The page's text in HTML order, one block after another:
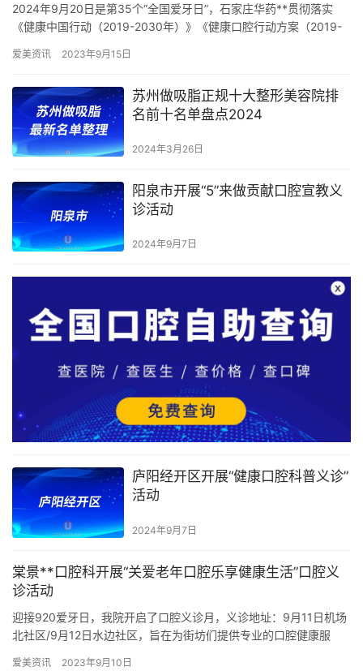
2024年9月20日是第35个“全国爱牙日”，石家庄华药**贯彻落实
《健康中国行动（2019-2030年）》《健康口腔行动方案（2019-
爱美资讯 2023年9月15日
苏州做吸脂正规十大整形美容院排
名前十名单盘点2024
2024年3月26日
阳泉市开展“5”来做贡献口腔宣教义
诊活动
2024年9月7日
庐阳经开区开展“健康口腔科普义诊”
活动
2024年9月7日
棠景**口腔科开展“关爱老年口腔乐享健康生活”口腔义
诊活动
迎接920爱牙日，我院开启了口腔义诊月，义诊地址：9月11日机场
北社区/9月12日水边社区，旨在为街坊们提供专业的口腔健康服
爱美资讯 2023年9月10日